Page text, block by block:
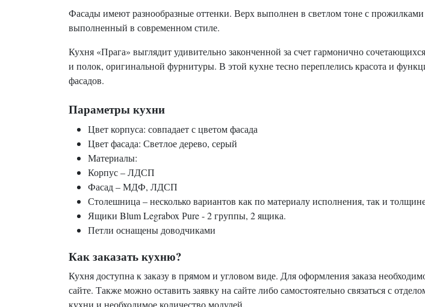
Фасады имеют разнообразные оттенки. Верх выполнен в светлом тоне с прожилками
выполненный в современном стиле.
Кухня «Прага» выглядит удивительно законченной за счет гармонично
и полок, оригинальной фурнитуры. В этой кухне тесно переплелись красота и
фасадов.
Параметры кухни
Цвет корпуса: совпадает с цветом фасада
Цвет фасада: Светлое дерево, серый
Материалы:
Корпус – ЛДСП
Фасад – МДФ, ЛДСП
Столешница – несколько вариантов как по материалу исполнения, так и
Ящики Blum Legrabox Рure - 2 группы, 2 ящика.
Петли оснащены доводчиками
Как заказать кухню?
Кухня доступна к заказу в прямом и угловом виде. Для оформления заказа
сайте. Также можно оставить заявку на сайте либо самостоятельно связаться с
кухни и необходимое количество модулей.